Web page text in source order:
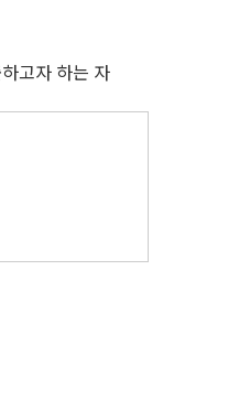
고자 하는 자